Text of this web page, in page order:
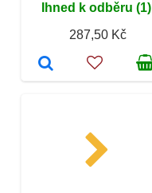
Ihned k odběru (1)
287,50 Kč